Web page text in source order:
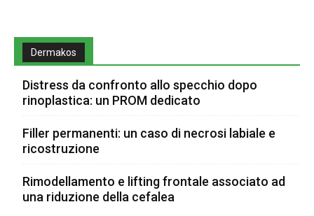
Dermakos
Distress da confronto allo specchio dopo
rinoplastica: un PROM dedicato
Filler permanenti: un caso di necrosi labiale e
ricostruzione
Rimodellamento e lifting frontale associato ad
una riduzione della cefalea